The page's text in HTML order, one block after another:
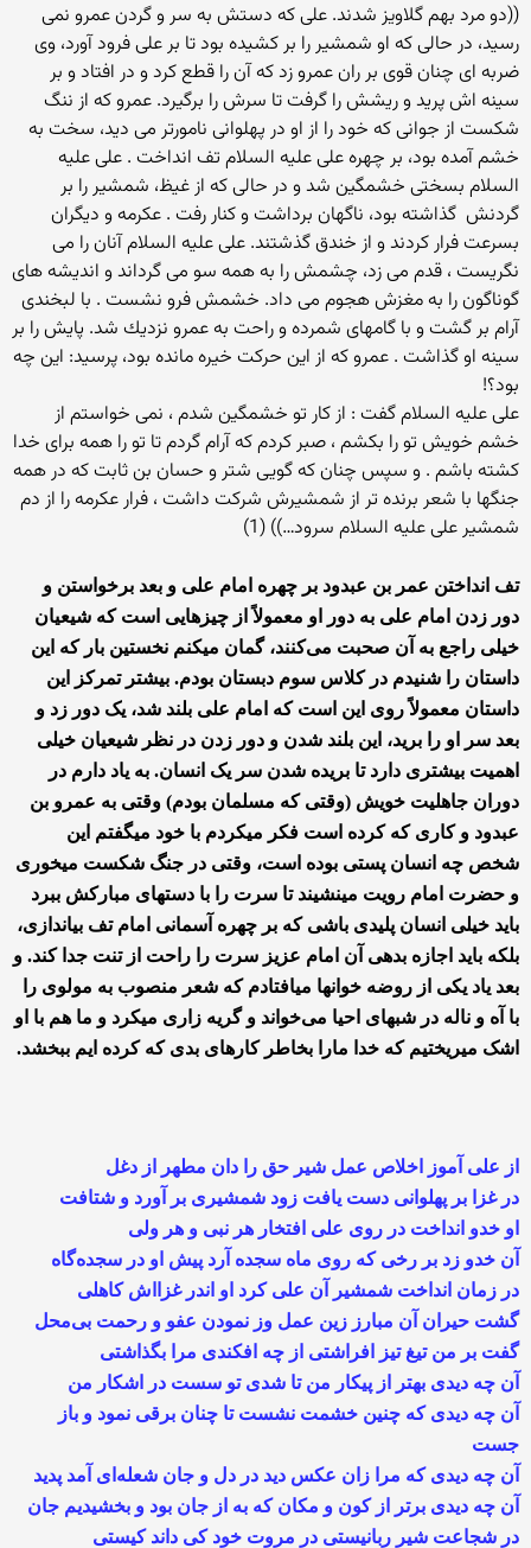
((دو مرد بهم گلاويز شدند. على كه دستش به سر و گردن عمرو نمى
رسيد، در حالى كه او شمشير را بر كشيده بود تا بر على فرود آورد، وى
ضربه اى چنان قوى بر ران عمرو زد كه آن را قطع كرد و در افتاد و بر
سينه اش پريد و ريشش را گرفت تا سرش را برگيرد. عمرو كه از ننگ
شكست از جوانى كه خود را از او در پهلوانى نامورتر مى ديد، سخت به
خشم آمده بود، بر چهره على عليه السلام تف انداخت . على عليه
السلام بسختى خشمگين شد و در حالى كه از غيظ، شمشير را بر
گردنش ‍ گذاشته بود، ناگهان برداشت و كنار رفت . عكرمه و ديگران
بسرعت فرار كردند و از خندق گذشتند. على عليه السلام آنان را مى
نگريست ، قدم مى زد، چشمش را به همه سو مى گرداند و انديشه هاى
گوناگون را به مغزش هجوم مى داد. خشمش فرو نشست . با لبخندى
آرام بر گشت و با گامهاى شمرده و راحت به عمرو نزديك شد. پايش را بر
سينه او گذاشت . عمرو كه از اين حركت خيره مانده بود، پرسيد: اين چه
بود؟!
على عليه السلام گفت : از كار تو خشمگين شدم ، نمى خواستم از
خشم خويش تو را بكشم ، صبر كردم كه آرام گردم تا تو را همه براى خدا
كشته باشم . و سپس چنان كه گويى شتر و حسان بن ثابت كه در همه
جنگها با شعر برنده تر از شمشيرش شركت داشت ، فرار عكرمه را از دم
شمشير على عليه السلام سرود…)) (1)
تف انداختن عمر بن عبدود بر چهره امام علی و بعد برخواستن و
دور زدن امام علی به دور او معمولاً از چیزهایی است که شیعیان
خیلی راجع به آن صحبت می‌کنند، گمان میکنم نخستین بار که این
داستان را شنیدم در کلاس سوم دبستان بودم. بیشتر تمرکز این
داستان معمولاً روی این است که امام علی بلند شد، یک دور زد و
بعد سر او را برید، این بلند شدن و دور زدن در نظر شیعیان خیلی
اهمیت بیشتری دارد تا بریده شدن سر یک انسان. به یاد دارم در
دوران جاهلیت خویش (وقتی که مسلمان بودم) وقتی به عمرو بن
عبدود و کاری که کرده است فکر میکردم با خود میگفتم این
شخص چه انسان پستی بوده است، وقتی در جنگ شکست میخوری
و حضرت امام رویت مینشیند تا سرت را با دستهای مبارکش ببرد
باید خیلی انسان پلیدی باشی که بر چهره آسمانی امام تف بیاندازی،
بلکه باید اجازه بدهی آن امام عزیز سرت را راحت از تنت جدا کند. و
بعد یاد یکی از روضه خوانها میافتادم که شعر منصوب به مولوی را
با آه و ناله در شبهای احیا می‌خواند و گریه زاری میکرد و ما هم با او
اشک میریختیم که خدا مارا بخاطر کارهای بدی که کرده ایم ببخشد.
از علی آموز اخلاص عمل شیر حق را دان مطهر از دغل
در غزا بر پهلوانی دست یافت زود شمشیری بر آورد و شتافت
او خدو انداخت در روی علی افتخار هر نبی و هر ولی
آن خدو زد بر رخی که روی ماه سجده آرد پیش او در سجده‌گاه
در زمان انداخت شمشیر آن علی کرد او اندر غزااش کاهلی
گشت حیران آن مبارز زین عمل وز نمودن عفو و رحمت بی‌محل
گفت بر من تیغ تیز افراشتی از چه افکندی مرا بگذاشتی
آن چه دیدی بهتر از پیکار من تا شدی تو سست در اشکار من
آن چه دیدی که چنین خشمت نشست تا چنان برقی نمود و باز
جست
آن چه دیدی که مرا زان عکس دید در دل و جان شعله‌ای آمد پدید
آن چه دیدی برتر از کون و مکان که به از جان بود و بخشیدیم جان
در شجاعت شیر ربانیستی در مروت خود کی داند کیستی